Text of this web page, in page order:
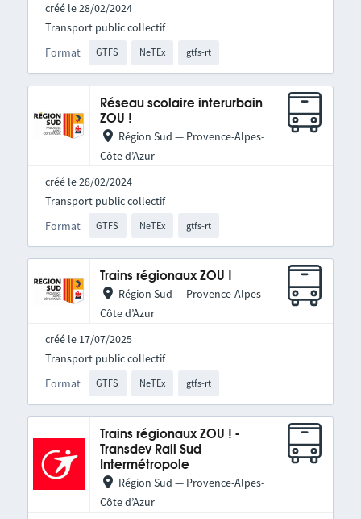
créé le 28/02/2024
Format GTFS NeTEx gtfs-rt
Transport public collectif
Réseau scolaire interurbain
ZOU !
Région Sud — Provence-Alpes-
Côte d’Azur
créé le 28/02/2024
Format GTFS NeTEx gtfs-rt
Transport public collectif
Trains régionaux ZOU !
Région Sud — Provence-Alpes-
Côte d’Azur
créé le 17/07/2025
Format GTFS NeTEx gtfs-rt
Transport public collectif
Trains régionaux ZOU ! -
Transdev Rail Sud
Intermétropole
Région Sud — Provence-Alpes-
Côte d’Azur